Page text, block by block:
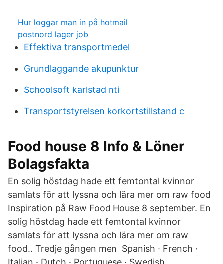
Hur loggar man in på hotmail
postnord lager job
Effektiva transportmedel
Grundlaggande akupunktur
Schoolsoft karlstad nti
Transportstyrelsen korkortstillstand c
Food house 8 Info & Löner
Bolagsfakta
En solig höstdag hade ett femtontal kvinnor
samlats för att lyssna och lära mer om raw food
Inspiration på Raw Food House 8 september. En
solig höstdag hade ett femtontal kvinnor
samlats för att lyssna och lära mer om raw
food.. Tredje gången men Spanish · French ·
Italian · Dutch · Portuguese · Swedish.